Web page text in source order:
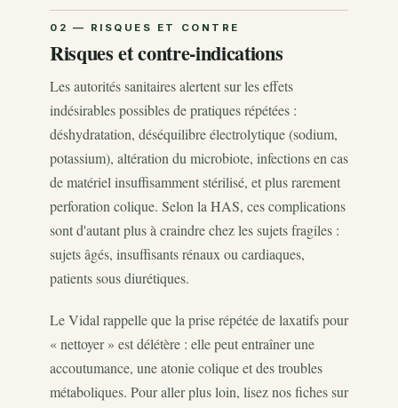
Risques et contre-indications
Les autorités sanitaires alertent sur les effets
indésirables possibles de pratiques répétées :
déshydratation, déséquilibre électrolytique (sodium,
potassium), altération du microbiote, infections en cas
de matériel insuffisamment stérilisé, et plus rarement
perforation colique. Selon la HAS, ces complications
sont d'autant plus à craindre chez les sujets fragiles :
sujets âgés, insuffisants rénaux ou cardiaques,
patients sous diurétiques.
Le Vidal rappelle que la prise répétée de laxatifs pour
« nettoyer » est délétère : elle peut entraîner une
accoutumance, une atonie colique et des troubles
métaboliques. Pour aller plus loin, lisez nos fiches sur